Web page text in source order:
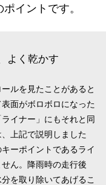
イントです。
よく乾かす
ルを見たことがあると
面がボロボロになった
イナー」にもそれと同
上記で説明しました
ーポイントであるライ
ん。降雨時の走行後
を取り除いてあげるこ